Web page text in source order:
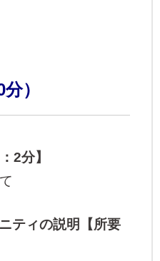
）
2分】
ティの説明【所要